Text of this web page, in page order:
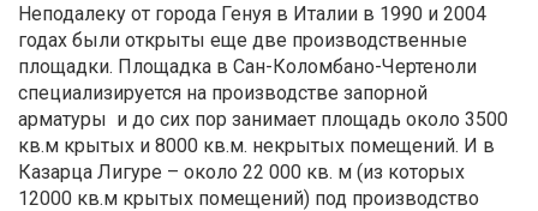
Неподалеку от города Генуя в Италии в 1990 и 2004
годах были открыты еще две производственные
площадки. Площадка в Сан-Коломбано-Чертеноли
специализируется на производстве запорной
арматуры и до сих пор занимает площадь около 3500
кв.м крытых и 8000 кв.м. некрытых помещений. И в
Казарца Лигуре – около 22 000 кв. м (из которых
12000 кв.м крытых помещений) под производство